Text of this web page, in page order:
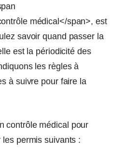
médical</span>, est
savoir quand passer la
est la périodicité des
les règles à
à suivre pour faire la
contrôle médical pour
permis suivants :